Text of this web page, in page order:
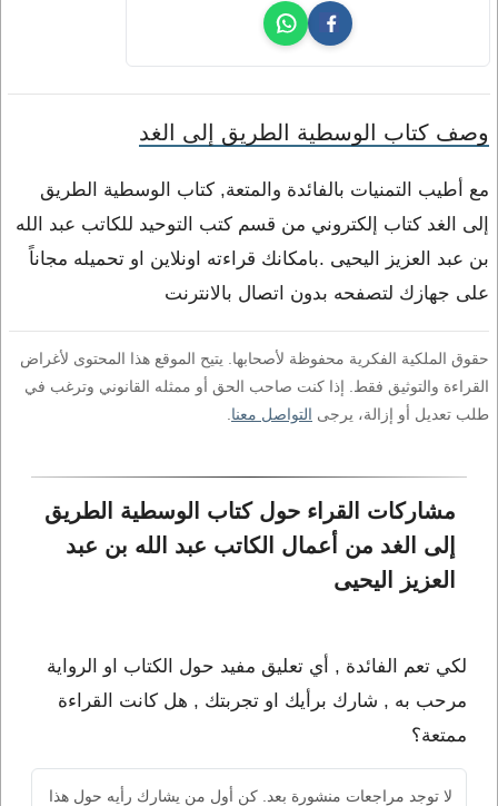
وصف كتاب الوسطية الطريق إلى الغد
مع أطيب التمنيات بالفائدة والمتعة, كتاب الوسطية الطريق
إلى الغد كتاب إلكتروني من قسم كتب التوحيد للكاتب عبد الله
بن عبد العزيز اليحيى .بامكانك قراءته اونلاين او تحميله مجاناً
على جهازك لتصفحه بدون اتصال بالانترنت
حقوق الملكية الفكرية محفوظة لأصحابها. يتيح الموقع هذا المحتوى لأغراض
القراءة والتوثيق فقط. إذا كنت صاحب الحق أو ممثله القانوني وترغب في
طلب تعديل أو إزالة، يرجى التواصل معنا
مشاركات القراء حول كتاب الوسطية الطريق
إلى الغد من أعمال الكاتب عبد الله بن عبد
العزيز اليحيى
لكي تعم الفائدة , أي تعليق مفيد حول الكتاب او الرواية
مرحب به , شارك برأيك او تجربتك , هل كانت القراءة
ممتعة؟
لا توجد مراجعات منشورة بعد. كن أول من يشارك رأيه حول هذا